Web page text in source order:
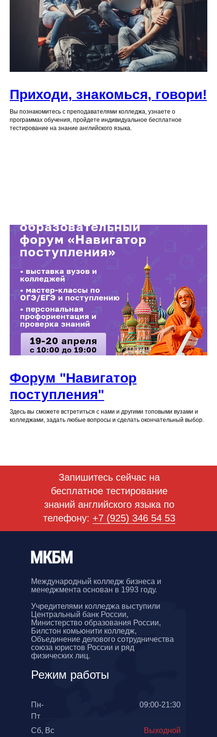
Приходи, знакомься, говори!
Вы познакомитесь с преподавателями колледжа, узнаете о
программах обучения, пройдете индивидуальное бесплатное
тестирование на знание английского языка.
Форум "Навигатор
поступления"
Здесь вы сможете встретиться с нами и другими топовыми вузами и
колледжами, задать любые вопросы и сделать окончательный выбор.
Сообщение
Запишитесь сейчас на
бесплатное тестирование
знаний английского языка по
телефону: +7 (925) 346 54 53
Международный колледж бизнеса и
менеджмента основан в 1993 году.
Учредителями колледжа выступили
Центральный банк России,
Министерство образования России,
Билстон комьюнити колледж,
Объединение делового сотрудничества
союза юристов России и ряд
физических лиц.
Режим работы
Пн-
Пт
Сб, Вс
09:00-21:30
Выходной